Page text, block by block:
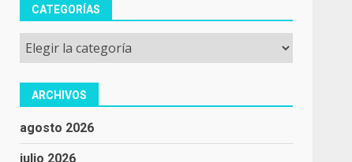
CATEGORÍAS
Categorías
ARCHIVOS
agosto 2026
julio 2026